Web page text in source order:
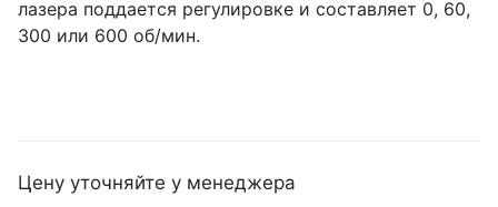
лазера поддается регулировке и составляет 0, 60,
300 или 600 об/мин.
Цену уточняйте у менеджера